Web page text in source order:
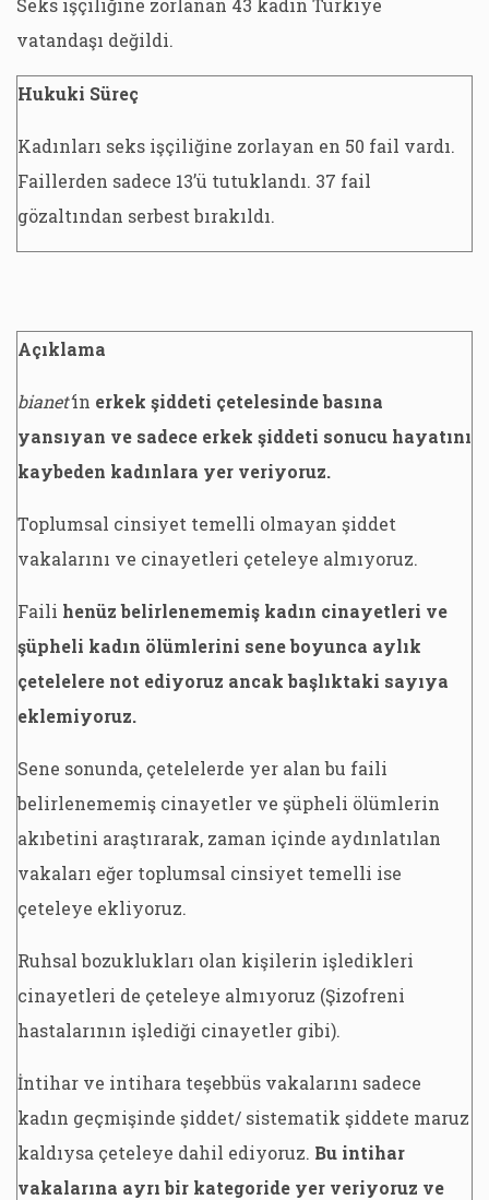
vatandaşı değildi.
Hukuki Süreç
Kadınları seks işçiliğine zorlayan en 50 fail vardı.
Faillerden sadece 13’ü tutuklandı. 37 fail
gözaltından serbest bırakıldı.
Açıklama
bianet’in erkek şiddeti çetelesinde basına
yansıyan ve sadece erkek şiddeti sonucu hayatını
kaybeden kadınlara yer veriyoruz.
Toplumsal cinsiyet temelli olmayan şiddet
vakalarını ve cinayetleri çeteleye almıyoruz.
Faili henüz belirlenememiş kadın cinayetleri ve
şüpheli kadın ölümlerini sene boyunca aylık
çetelelere not ediyoruz ancak başlıktaki sayıya
eklemiyoruz.
Sene sonunda, çetelelerde yer alan bu faili
belirlenememiş cinayetler ve şüpheli ölümlerin
akıbetini araştırarak, zaman içinde aydınlatılan
vakaları eğer toplumsal cinsiyet temelli ise
çeteleye ekliyoruz.
Ruhsal bozuklukları olan kişilerin işledikleri
cinayetleri de çeteleye almıyoruz (Şizofreni
hastalarının işlediği cinayetler gibi).
İntihar ve intihara teşebbüs vakalarını sadece
kadın geçmişinde şiddet/ sistematik şiddete maruz
kaldıysa çeteleye dahil ediyoruz. Bu intihar
vakalarına ayrı bir kategoride yer veriyoruz ve